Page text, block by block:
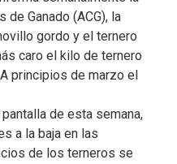
Ganado (ACG), la
gordo y el ternero
caro el kilo de ternero
principios de marzo el
de esta semana,
a la baja en las
de los terneros se